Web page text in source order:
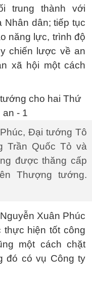
trung thành với
dân; tiếp tục
năng lực, trình độ
chiến lược về an
xã hội một cách
Đại tướng Tô
Trần Quốc Tỏ và
được thăng cấp
Thượng tướng.
Xuân Phúc
thực hiện tốt công
một cách chặt
đó có vụ Công ty